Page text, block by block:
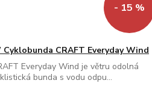
- 15 %
Cyklobunda CRAFT Everyday Wind
Everyday Wind je větru odolná
bunda s vodu odpu...